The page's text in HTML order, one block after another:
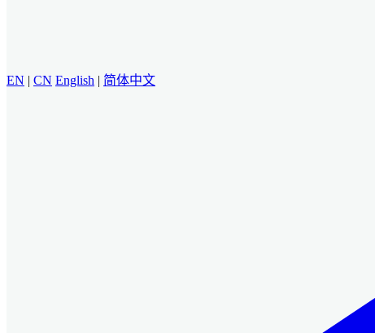
EN | CN English | 简体中文